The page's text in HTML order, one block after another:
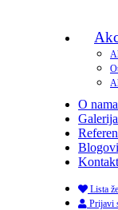
O nama
Galerija
Blogovi
Kontakt
Lista
Prijavi